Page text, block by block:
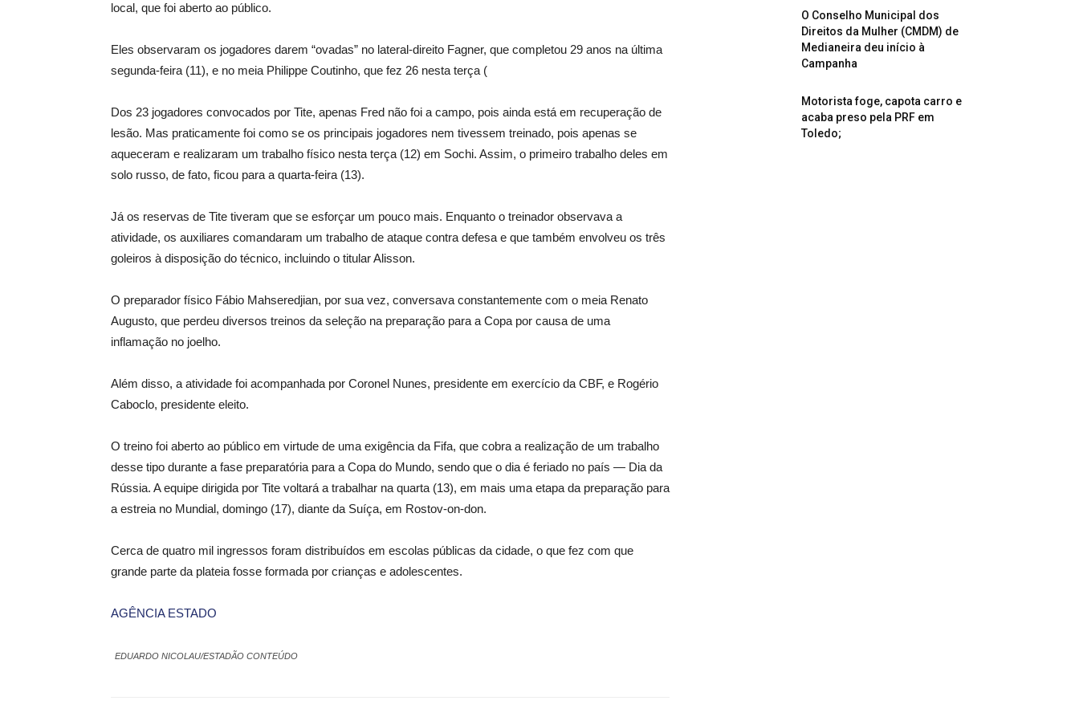
local, que foi aberto ao público.
Eles observaram os jogadores darem “ovadas” no lateral-direito Fagner, que completou 29 anos na última
segunda-feira (11), e no meia Philippe Coutinho, que fez 26 nesta terça (
Dos 23 jogadores convocados por Tite, apenas Fred não foi a campo, pois ainda está em recuperação de
lesão. Mas praticamente foi como se os principais jogadores nem tivessem treinado, pois apenas se
aqueceram e realizaram um trabalho físico nesta terça (12) em Sochi. Assim, o primeiro trabalho deles em
solo russo, de fato, ficou para a quarta-feira (13).
Já os reservas de Tite tiveram que se esforçar um pouco mais. Enquanto o treinador observava a
atividade, os auxiliares comandaram um trabalho de ataque contra defesa e que também envolveu os três
goleiros à disposição do técnico, incluindo o titular Alisson.
O preparador físico Fábio Mahseredjian, por sua vez, conversava constantemente com o meia Renato
Augusto, que perdeu diversos treinos da seleção na preparação para a Copa por causa de uma
inflamação no joelho.
Além disso, a atividade foi acompanhada por Coronel Nunes, presidente em exercício da CBF, e Rogério
Caboclo, presidente eleito.
O treino foi aberto ao público em virtude de uma exigência da Fifa, que cobra a realização de um trabalho
desse tipo durante a fase preparatória para a Copa do Mundo, sendo que o dia é feriado no país — Dia da
Rússia. A equipe dirigida por Tite voltará a trabalhar na quarta (13), em mais uma etapa da preparação para
a estreia no Mundial, domingo (17), diante da Suíça, em Rostov-on-don.
Cerca de quatro mil ingressos foram distribuídos em escolas públicas da cidade, o que fez com que
grande parte da plateia fosse formada por crianças e adolescentes.
AGÊNCIA ESTADO
EDUARDO NICOLAU/ESTADÃO CONTEÚDO
O Conselho Municipal dos
Direitos da Mulher (CMDM) de
Medianeira deu início à
Campanha
Motorista foge, capota carro e
acaba preso pela PRF em
Toledo;